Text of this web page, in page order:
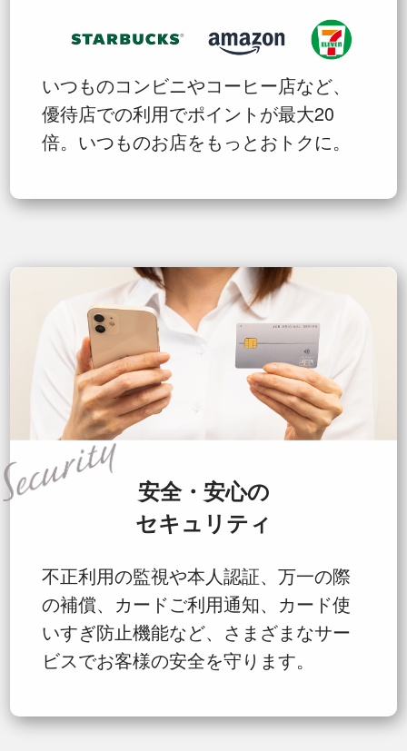
いつものコンビニやコーヒー店など、
優待店での利用でポイントが最大20
倍。いつものお店をもっとおトクに。
安全・安心の
セキュリティ
不正利用の監視や本人認証、万一の際
の補償、カードご利用通知、カード使
いすぎ防止機能など、さまざまなサー
ビスでお客様の安全を守ります。